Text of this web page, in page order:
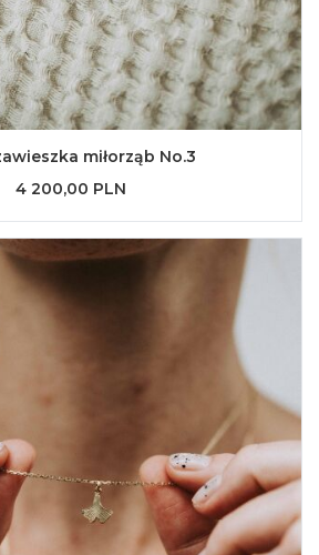
miłorząb No.3
4 200,00 PLN